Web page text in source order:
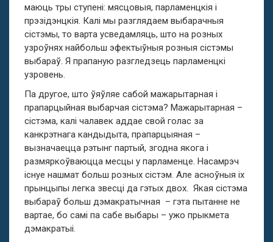
маюць тры ступені: мясцовыя, парламенцкія і
прэзідэнцкія. Калі мы разглядаем выбарачныя
сістэмы, то варта усведамляць, што на розных
узроўнях найбольш эфектыўныя розныя сістэмы
выбараў. Я прапаную разгледзець парламенцкі
узровень.
Па другое, што ўяўляе сабой мажарытарная і
прапарцыйная выбарчая сістэма? Мажарытарная –
сістэма, калі чалавек аддае свой голас за
канкрэтнага кандыдыта, прапарцыяная –
вызначаецца рэтынг партый, згодна якога і
размяркоўваюцца месцы у парламенце. Насамрэч
існуе нашмат больш розных сістэм. Але асноўныя іх
прынцыпы легка звесці да гэтых двох. Якая сістэма
выбараў больш дэмакратычная – гэта пытанне не
вартае, бо самі па сабе выбары – ужо прыкмета
дэмакратыі.